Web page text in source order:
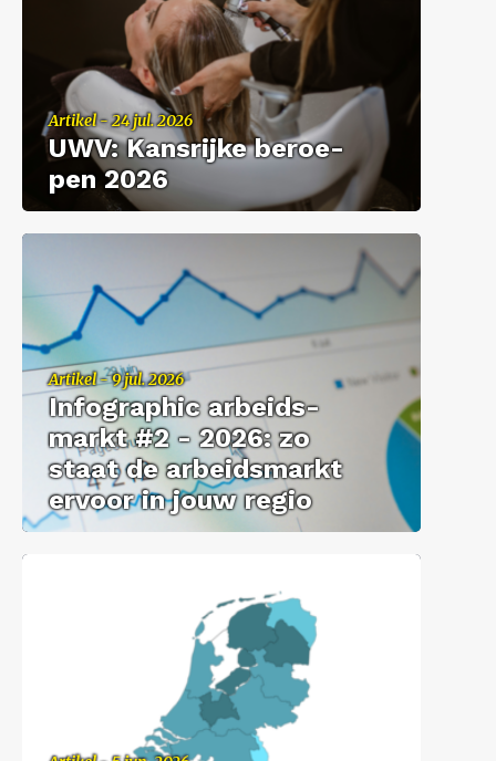
Ar­ti­kel - 24 jul. 2026
UWV: Kans­rij­ke be­roe­
pen 2026
Ar­ti­kel - 9 jul. 2026
In­fo­grap­hic ar­beids­
markt #2 - 2026: zo
staat de ar­beids­markt
er­voor in jouw regio